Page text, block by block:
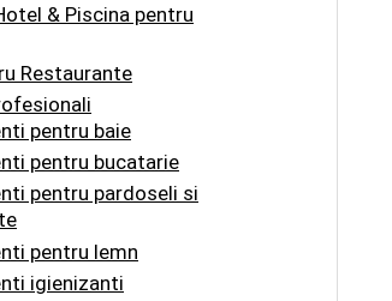
& Piscina pentru
Restaurante
pentru baie
pentru bucatarie
pentru pardoseli si
pentru lemn
igienizanti